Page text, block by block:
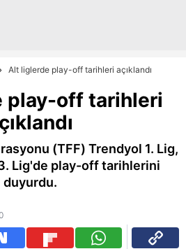
Alt liglerde play-off tarihleri açıklandı
play-off tarihleri
(TFF) Trendyol 1. Lig,
Lig'de play-off tarihlerini
duyurdu.